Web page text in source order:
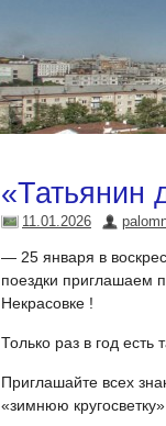
«Татьянин
11.01.2026
— 25 января в
поездки приглашаем
Некрасовке !
Только раз в год есть
Приглашайте всех
«зимнюю